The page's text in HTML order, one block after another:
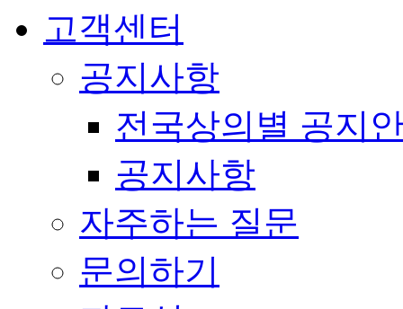
고객센터
공지사항
전국상의별 공지
공지사항
자주하는 질문
문의하기